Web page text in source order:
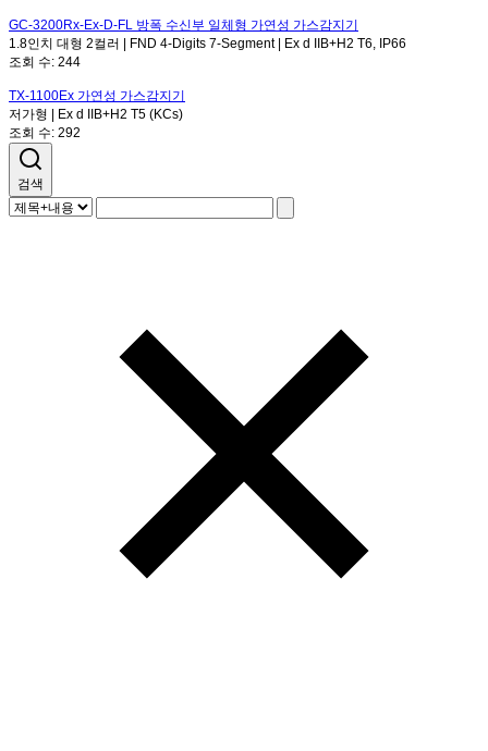
GC-3200Rx-Ex-D-FL 방폭 수신부 일체형 가연성 가스감지기
1.8인치 대형 2컬러 | FND 4-Digits 7-Segment | Ex d IIB+H2 T6, IP66
조회 수: 244
TX-1100Ex 가연성 가스감지기
저가형 | Ex d IIB+H2 T5 (KCs)
조회 수: 292
검색